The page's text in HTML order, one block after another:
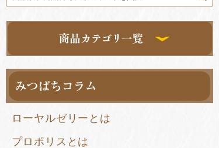
ローヤルゼリーとは
プロポリスとは